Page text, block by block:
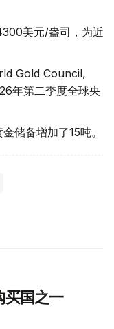
美元/盎司，为近
Gold Council,
年第二季度全球央
储备增加了15吨。
买国之一